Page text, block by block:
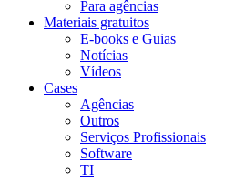
Para agências
Materiais gratuitos
E-books e Guias
Notícias
Vídeos
Cases
Agências
Outros
Serviços Profissionais
Software
TI